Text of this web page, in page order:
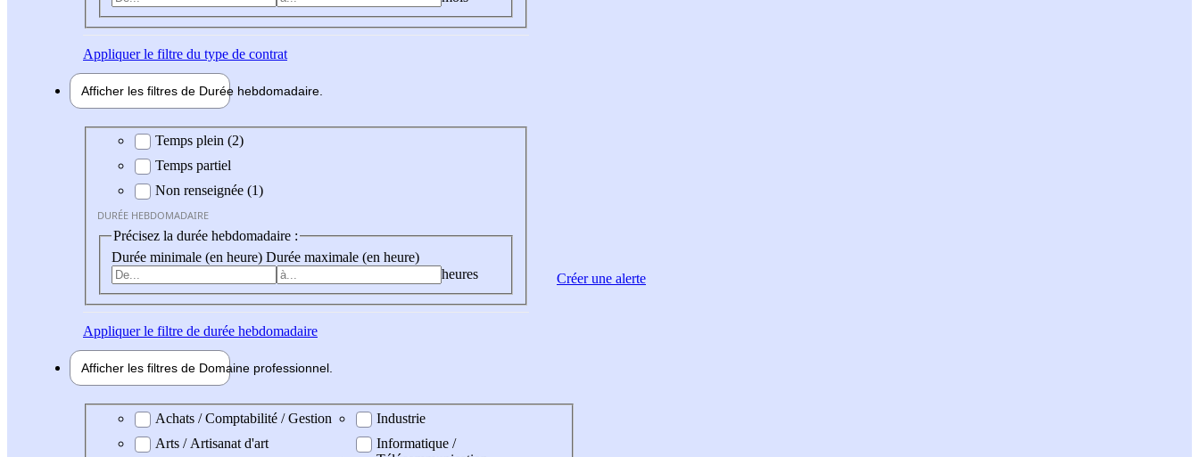
Appliquerle filtre du type de contrat
Afficher les filtres de Durée hebdomadaire
Durée hebdomadaire
Temps plein (2)
Temps partiel
Non renseignée (1)
DURÉE HEBDOMADAIRE
Précisez la durée hebdomadaire :
Durée minimale (en heure) Durée maximale (en heure)
heures
Appliquerle filtre de durée hebdomadaire
Afficher les filtres de Domaine professionnel
Domaine professionel
Achats / Comptabilité / Gestion
Arts / Artisanat d'art
Industrie
Informatique /
Créer une alerte